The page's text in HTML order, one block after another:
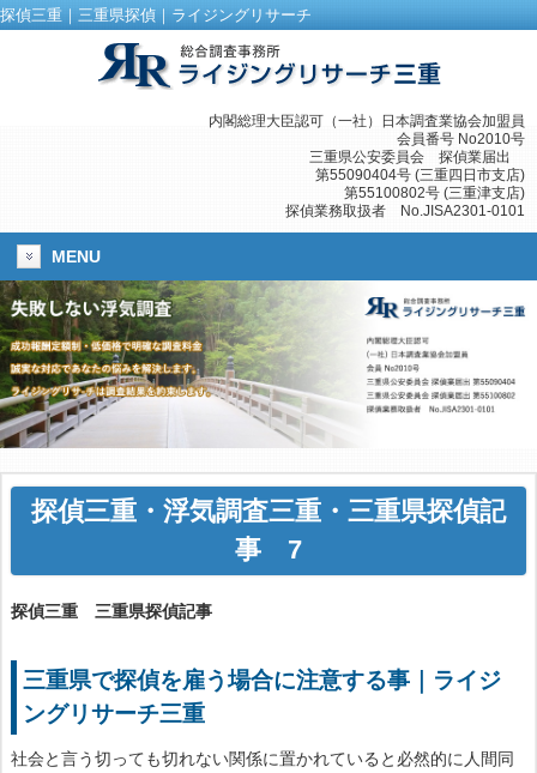
探偵三重｜三重県探偵｜ライジングリサーチ
内閣総理大臣認可（一社）日本調査業協会加盟員
会員番号 No2010号
三重県公安委員会 探偵業届出
第55090404号 (三重四日市支店)
第55100802号 (三重津支店)
探偵業務取扱者 No.JISA2301-0101
MENU
探偵三重 ・ 浮気調査三重 ・三重県探偵記
事 7
探偵三重 三重県探偵記事
三重県で探偵を雇う場合に注意する事｜ライジ
ングリサーチ三重
社会と言う切っても切れない関係に置かれていると必然的に人間同